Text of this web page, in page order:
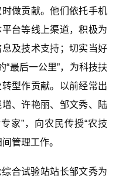
做贡献。他们依托手机
台等线上渠道，积极为
及技术支持；切实当好
“最后一公里”，为科技扶
型作贡献。以前经常出
、许艳丽、邹文秀、陆
家”，向农民传授“农技
管理工作。
综合试验站站长邹文秀为